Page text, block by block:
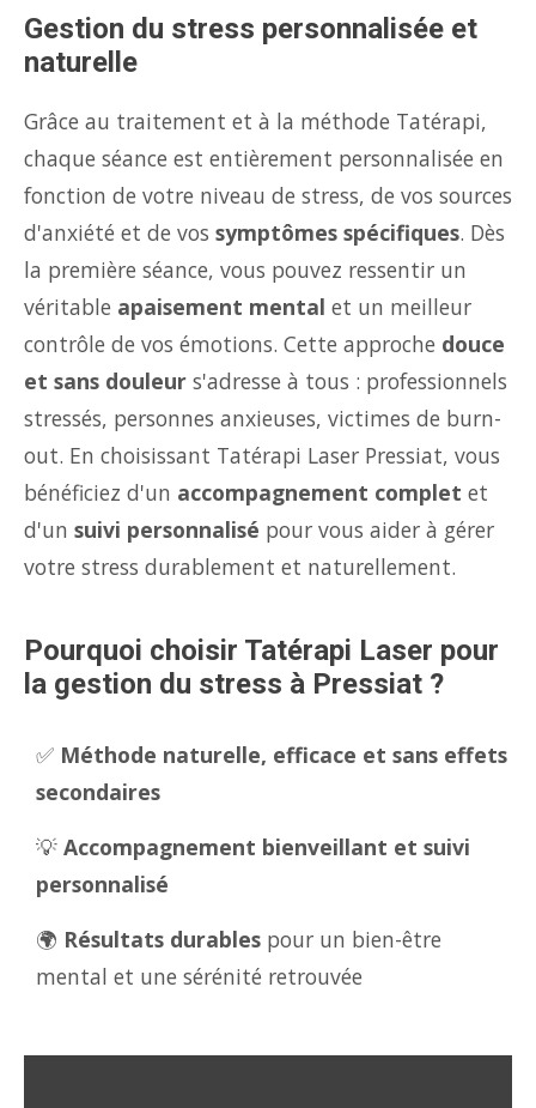
Gestion du stress personnalisée et
naturelle
Grâce au traitement et à la méthode Tatérapi,
chaque séance est entièrement personnalisée en
fonction de votre niveau de stress, de vos sources
d'anxiété et de vos symptômes spécifiques. Dès
la première séance, vous pouvez ressentir un
véritable apaisement mental et un meilleur
contrôle de vos émotions. Cette approche douce
et sans douleur s'adresse à tous : professionnels
stressés, personnes anxieuses, victimes de burn-
out. En choisissant Tatérapi Laser Pressiat, vous
bénéficiez d'un accompagnement complet et
d'un suivi personnalisé pour vous aider à gérer
votre stress durablement et naturellement.
Pourquoi choisir Tatérapi Laser pour
la gestion du stress à Pressiat ?
✅ Méthode naturelle, efficace et sans effets
secondaires
💡 Accompagnement bienveillant et suivi
personnalisé
🌍 Résultats durables pour un bien-être
mental et une sérénité retrouvée